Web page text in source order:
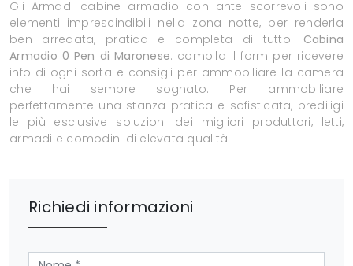
Gli Armadi cabine armadio con ante scorrevoli sono
elementi imprescindibili nella zona notte, per renderla
ben arredata, pratica e completa di tutto. Cabina
Armadio 0 Pen di Maronese: compila il form per ricevere
info di ogni sorta e consigli per ammobiliare la camera
che hai sempre sognato. Per ammobiliare
perfettamente una stanza pratica e sofisticata, prediligi
le più esclusive soluzioni dei migliori produttori, letti,
armadi e comodini di elevata qualità.
Richiedi informazioni